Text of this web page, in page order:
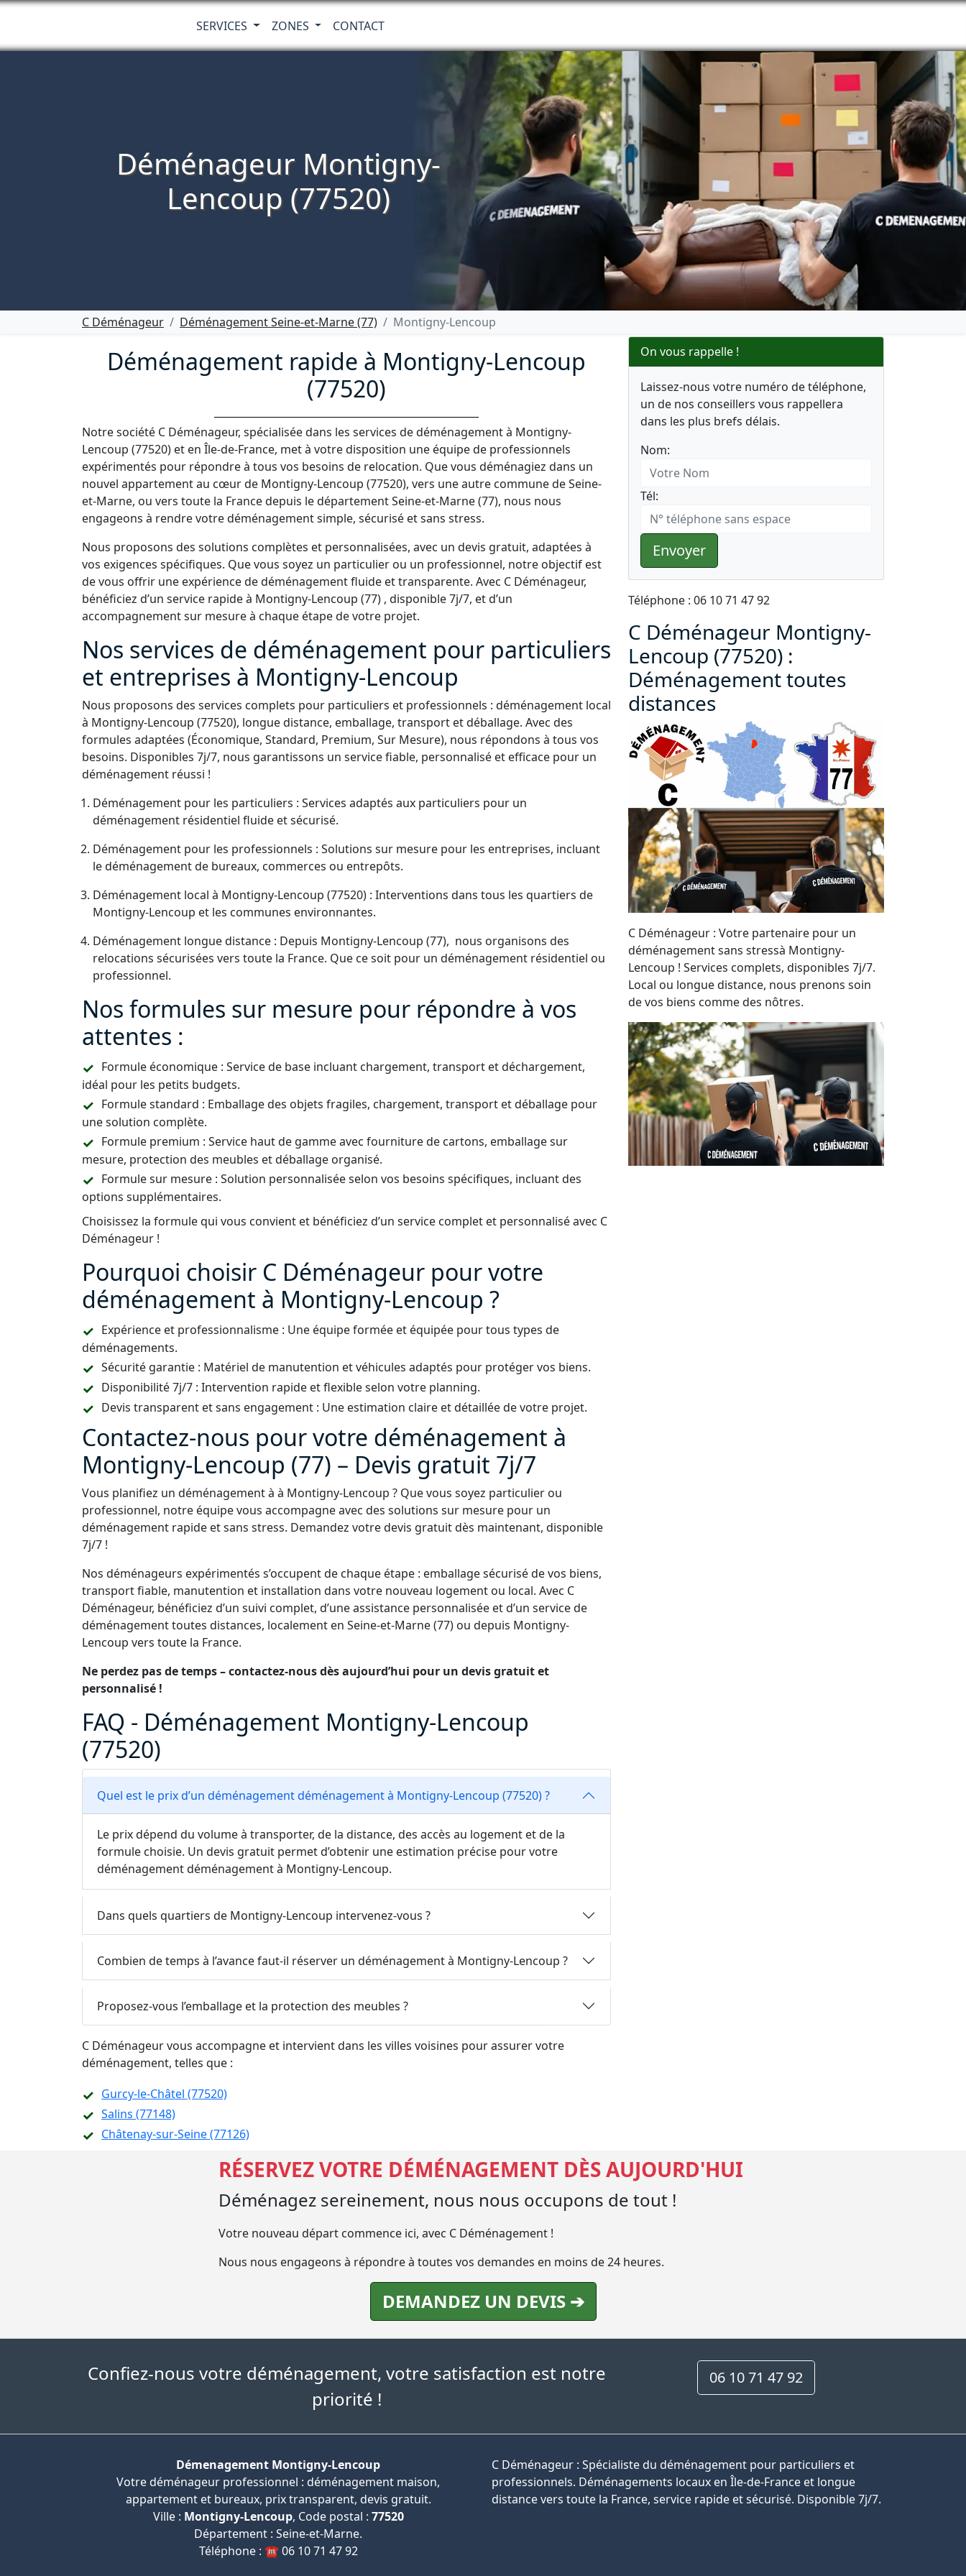
SERVICES ZONES CONTACT
Déménageur Montigny-
Lencoup (77520)
C Déménageur Déménagement Seine-et-Marne (77) Montigny-Lencoup
Déménagement rapide à Montigny-Lencoup
(77520)
Notre société C Déménageur, spécialisée dans les services de déménagement à Montigny-
Lencoup (77520) et en Île-de-France, met à votre disposition une équipe de professionnels
expérimentés pour répondre à tous vos besoins de relocation. Que vous déménagiez dans un
nouvel appartement au cœur de Montigny-Lencoup (77520), vers une autre commune de Seine-
et-Marne, ou vers toute la France depuis le département Seine-et-Marne (77), nous nous
engageons à rendre votre déménagement simple, sécurisé et sans stress.
Nous proposons des solutions complètes et personnalisées, avec un devis gratuit, adaptées à
vos exigences spécifiques. Que vous soyez un particulier ou un professionnel, notre objectif est
de vous offrir une expérience de déménagement fluide et transparente. Avec C Déménageur,
bénéficiez d’un service rapide à Montigny-Lencoup (77) , disponible 7j/7, et d’un
accompagnement sur mesure à chaque étape de votre projet.
Nos services de déménagement pour particuliers
et entreprises à Montigny-Lencoup
Nous proposons des services complets pour particuliers et professionnels : déménagement local
à Montigny-Lencoup (77520), longue distance, emballage, transport et déballage. Avec des
formules adaptées (Économique, Standard, Premium, Sur Mesure), nous répondons à tous vos
besoins. Disponibles 7j/7, nous garantissons un service fiable, personnalisé et efficace pour un
déménagement réussi !
Déménagement pour les particuliers : Services adaptés aux particuliers pour un
déménagement résidentiel fluide et sécurisé.
Déménagement pour les professionnels : Solutions sur mesure pour les entreprises, incluant
le déménagement de bureaux, commerces ou entrepôts.
Déménagement local à Montigny-Lencoup (77520) : Interventions dans tous les quartiers de
Montigny-Lencoup et les communes environnantes.
Déménagement longue distance : Depuis Montigny-Lencoup (77), nous organisons des
relocations sécurisées vers toute la France. Que ce soit pour un déménagement résidentiel ou
professionnel.
Nos formules sur mesure pour répondre à vos
attentes :
Formule économique : Service de base incluant chargement, transport et déchargement,
idéal pour les petits budgets.
Formule standard : Emballage des objets fragiles, chargement, transport et déballage pour
une solution complète.
Formule premium : Service haut de gamme avec fourniture de cartons, emballage sur
mesure, protection des meubles et déballage organisé.
Formule sur mesure : Solution personnalisée selon vos besoins spécifiques, incluant des
options supplémentaires.
Choisissez la formule qui vous convient et bénéficiez d’un service complet et personnalisé avec C
Déménageur !
Pourquoi choisir C Déménageur pour votre
déménagement à Montigny-Lencoup ?
Expérience et professionnalisme : Une équipe formée et équipée pour tous types de
déménagements.
Sécurité garantie : Matériel de manutention et véhicules adaptés pour protéger vos biens.
Disponibilité 7j/7 : Intervention rapide et flexible selon votre planning.
Devis transparent et sans engagement : Une estimation claire et détaillée de votre projet.
Contactez-nous pour votre déménagement à
Montigny-Lencoup (77) – Devis gratuit 7j/7
Vous planifiez un déménagement à à Montigny-Lencoup ? Que vous soyez particulier ou
professionnel, notre équipe vous accompagne avec des solutions sur mesure pour un
déménagement rapide et sans stress. Demandez votre devis gratuit dès maintenant, disponible
7j/7 !
Nos déménageurs expérimentés s’occupent de chaque étape : emballage sécurisé de vos biens,
transport fiable, manutention et installation dans votre nouveau logement ou local. Avec C
Déménageur, bénéficiez d’un suivi complet, d’une assistance personnalisée et d’un service de
déménagement toutes distances, localement en Seine-et-Marne (77) ou depuis Montigny-
Lencoup vers toute la France.
Ne perdez pas de temps – contactez-nous dès aujourd’hui pour un devis gratuit et
personnalisé !
FAQ - Déménagement Montigny-Lencoup
(77520)
Quel est le prix d’un déménagement déménagement à Montigny-Lencoup (77520) ?
Le prix dépend du volume à transporter, de la distance, des accès au logement et de la
formule choisie. Un devis gratuit permet d’obtenir une estimation précise pour votre
déménagement déménagement à Montigny-Lencoup.
Dans quels quartiers de Montigny-Lencoup intervenez-vous ?
Combien de temps à l’avance faut-il réserver un déménagement à Montigny-Lencoup ?
Proposez-vous l’emballage et la protection des meubles ?
C Déménageur vous accompagne et intervient dans les villes voisines pour assurer votre
déménagement, telles que :
Gurcy-le-Châtel (77520)
Salins (77148)
Châtenay-sur-Seine (77126)
On vous rappelle !
Laissez-nous votre numéro de téléphone,
un de nos conseillers vous rappellera
dans les plus brefs délais.
Nom:
Tél:
Envoyer
Téléphone : 06 10 71 47 92
C Déménageur Montigny-
Lencoup (77520) :
Déménagement toutes
distances
C Déménageur : Votre partenaire pour un
déménagement sans stressà Montigny-
Lencoup ! Services complets, disponibles 7j/7.
Local ou longue distance, nous prenons soin
de vos biens comme des nôtres.
RÉSERVEZ VOTRE DÉMÉNAGEMENT DÈS AUJOURD'HUI
Déménagez sereinement, nous nous occupons de tout !
Votre nouveau départ commence ici, avec C Déménagement !
Nous nous engageons à répondre à toutes vos demandes en moins de 24 heures.
DEMANDEZ UN DEVIS ➔
Confiez-nous votre déménagement, votre satisfaction est notre
priorité !
06 10 71 47 92
Démenagement Montigny-Lencoup
Votre déménageur professionnel : déménagement maison,
appartement et bureaux, prix transparent, devis gratuit.
Ville : Montigny-Lencoup, Code postal : 77520
Département : Seine-et-Marne.
Téléphone : ☎️ 06 10 71 47 92
C Déménageur : Spécialiste du déménagement pour particuliers et
professionnels. Déménagements locaux en Île-de-France et longue
distance vers toute la France, service rapide et sécurisé. Disponible 7j/7.